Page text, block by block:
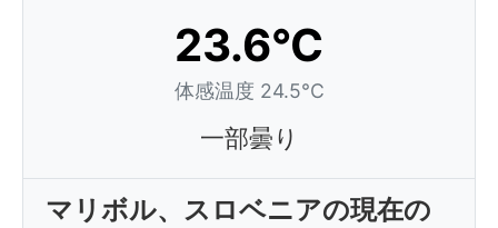
23.6°C
体感温度 24.5°C
一部曇り
マリボル、スロベニアの現在の